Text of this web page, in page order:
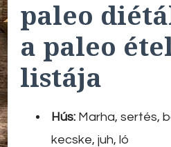
paleo
a paleo
listája
Hús: Marha, sertés,
kecske, juh, ló